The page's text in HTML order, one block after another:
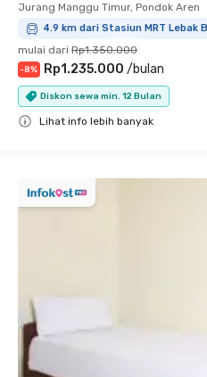
Jurang Manggu Timur, Pondok Aren
4.9 km dari Stasiun MRT Lebak
mulai dari Rp1.350.000
-8% Rp1.235.000 /bulan
Diskon sewa min. 12 Bulan
Lihat info lebih banyak